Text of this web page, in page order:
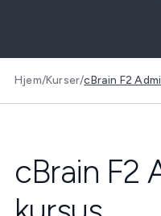
Hjem/Kurser/cBrain F2
cBrain F2